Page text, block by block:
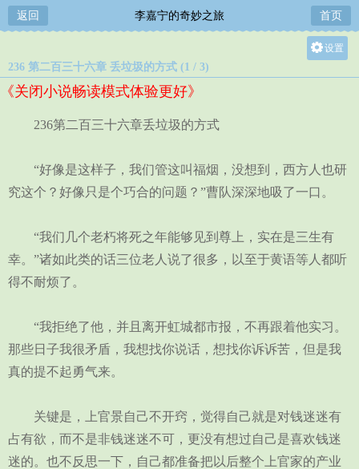
返回 李嘉宁的奇妙之旅 首页
设置
236 第二百三十六章 丢垃圾的方式 (1 / 3)
《关闭小说畅读模式体验更好》
236第二百三十六章丢垃圾的方式
“好像是这样子，我们管这叫福烟，没想到，西方人也研
究这个？好像只是个巧合的问题？”曹队深深地吸了一口。
“我们几个老朽将死之年能够见到尊上，实在是三生有
幸。”诸如此类的话三位老人说了很多，以至于黄语等人都听
得不耐烦了。
“我拒绝了他，并且离开虹城都市报，不再跟着他实习。
那些日子我很矛盾，我想找你说话，想找你诉诉苦，但是我
真的提不起勇气来。
关键是，上官景自己不开窍，觉得自己就是对钱迷迷有
占有欲，而不是非钱迷迷不可，更没有想过自己是喜欢钱迷
迷的。也不反思一下，自己都准备把以后整个上官家的产业